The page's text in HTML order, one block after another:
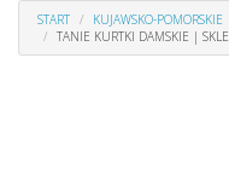
START
KUJAWSKO-POMORSKIE
TANIE KURTKI DAMSKIE |